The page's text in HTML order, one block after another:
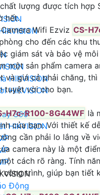
HIKVISION
HIKVISION
360
HIKVISION
Động
lượng được tích hợp
hết.
Wifi Ezviz CS-
cho đến các khu
giám sát và bảo vệ
một sản phẩm camera
và giá cả phải chăng,
tuyệt vời cho bạn.
H7c-R100-8G44WF là
của bạn. Với thiết kế
cần phải lo lắng về
camera này là một
cách rõ ràng. Tính
công trình, giúp bạn tiết